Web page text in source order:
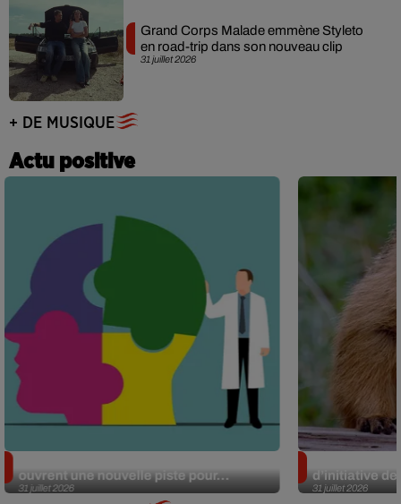
31 juillet 2026
Grand Corps Malade emmène Styleto
en road-trip dans son nouveau clip
+ DE MUSIQUE
Actu positive
31 juillet 2026
ouvrent une nouvelle piste pour...
31 juillet 2026
d’initiative